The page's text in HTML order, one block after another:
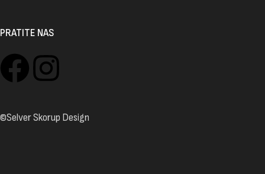
PRATITE NAS
©Selver Skorup Design